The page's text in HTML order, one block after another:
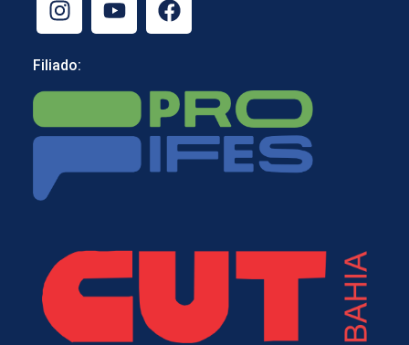
Filiado: